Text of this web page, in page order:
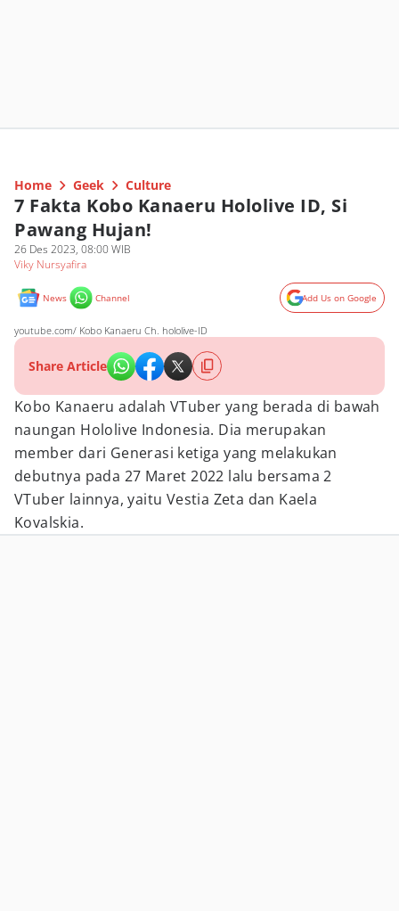
Home Geek Culture
7 Fakta Kobo Kanaeru Hololive ID, Si
Pawang Hujan!
26 Des 2023, 08:00 WIB
Viky Nursyafira
News Channel Add Us on Google
youtube.com/ Kobo Kanaeru Ch. hololive-ID
Share Article
Kobo Kanaeru adalah VTuber yang berada di bawah
naungan Hololive Indonesia. Dia merupakan
member dari Generasi ketiga yang melakukan
debutnya pada 27 Maret 2022 lalu bersama 2
VTuber lainnya, yaitu Vestia Zeta dan Kaela
Kovalskia.